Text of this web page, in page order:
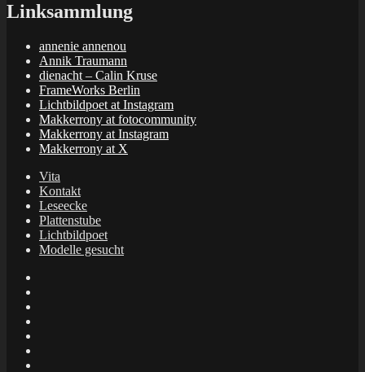
Linksammlung
annenie annenou
Annik Traumann
dienacht – Calin Kruse
FrameWorks Berlin
Lichtbildpoet at Instagram
Makkerrony at fotocommunity
Makkerrony at Instagram
Makkerrony at X
Vita
Kontakt
Leseecke
Plattenstube
Lichtbildpoet
Modelle gesucht